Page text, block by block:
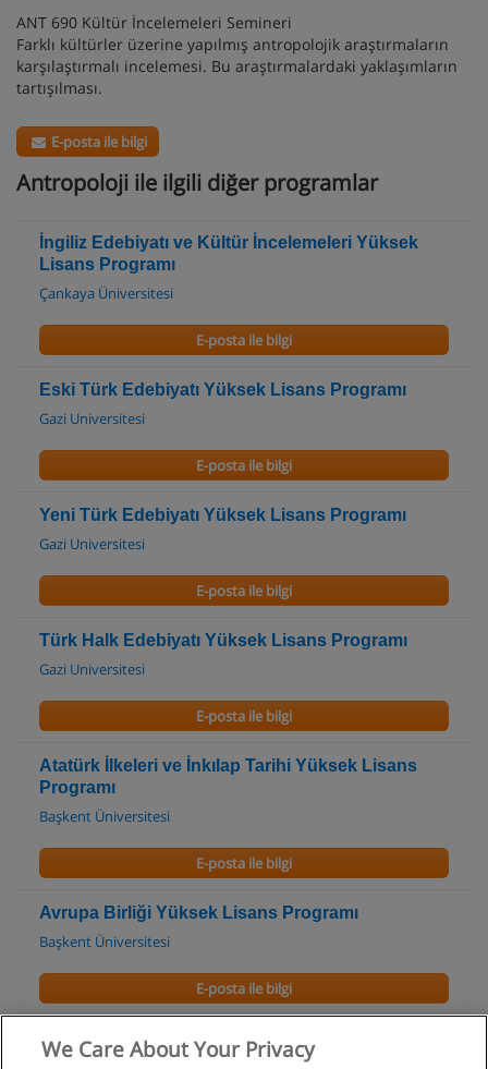
ANT 690 Kültür İncelemeleri Semineri
Farklı kültürler üzerine yapılmış antropolojik araştırmaların
karşılaştırmalı incelemesi. Bu araştırmalardaki yaklaşımların
tartışılması.
E-posta ile bilgi
Antropoloji ile ilgili diğer programlar
İngiliz Edebiyatı ve Kültür İncelemeleri Yüksek
Lisans Programı
Çankaya Üniversitesi
E-posta ile bilgi
Eski Türk Edebiyatı Yüksek Lisans Programı
Gazi Universitesi
E-posta ile bilgi
Yeni Türk Edebiyatı Yüksek Lisans Programı
Gazi Universitesi
E-posta ile bilgi
Türk Halk Edebiyatı Yüksek Lisans Programı
Gazi Universitesi
E-posta ile bilgi
Atatürk İlkeleri ve İnkılap Tarihi Yüksek Lisans
Programı
Başkent Üniversitesi
E-posta ile bilgi
Avrupa Birliği Yüksek Lisans Programı
Başkent Üniversitesi
E-posta ile bilgi
İngiliz Edebiyatı Yüksek Lisans Programı
We Care About Your Privacy